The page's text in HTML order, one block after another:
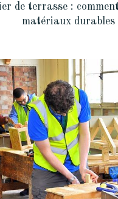
de terrasse :
matériaux durables